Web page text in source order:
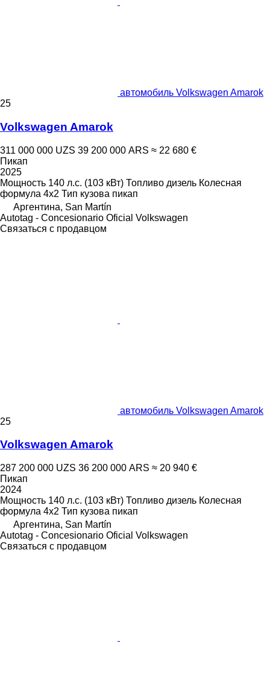
автомобиль Volkswagen Amarok
25
Volkswagen Amarok
311 000 000 UZS 39 200 000 ARS ≈ 22 680 €
Пикап
2025
Мощность 140 л.с. (103 кВт) Топливо дизель Колесная
формула 4x2 Тип кузова пикап
Аргентина, San Martín
Autotag - Concesionario Oficial Volkswagen
Связаться с продавцом
автомобиль Volkswagen Amarok
25
Volkswagen Amarok
287 200 000 UZS 36 200 000 ARS ≈ 20 940 €
Пикап
2024
Мощность 140 л.с. (103 кВт) Топливо дизель Колесная
формула 4x2 Тип кузова пикап
Аргентина, San Martín
Autotag - Concesionario Oficial Volkswagen
Связаться с продавцом